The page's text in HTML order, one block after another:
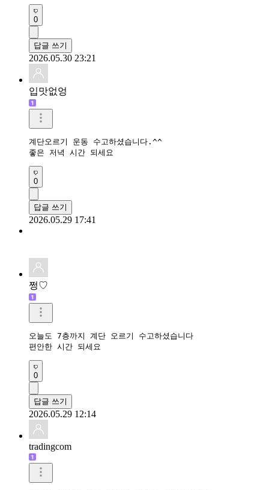
0
답글 쓰기
2026.05.30 23:21
입맛없엉
계단오르기 운동 수고하셨습니다.^^
좋은 저녁 시간 되세요
0
답글 쓰기
2026.05.29 17:41
쩡♡
오늘도 7층까지 계단 오르기 수고하셨습니다
편안한 시간 되세요
0
답글 쓰기
2026.05.29 12:14
tradingcom